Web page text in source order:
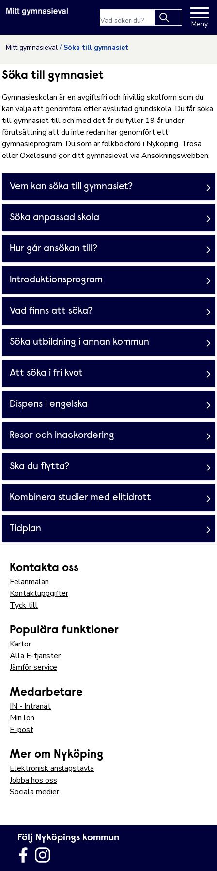
Hoppa till innehåll
Nyköpings kommuns
results.
Meny
Mitt gymnasieval Söka till gymnasiet
Söka till gymnasiet
Gymnasieskolan är en avgiftsfri och frivillig skolform som du
kan välja att genomföra efter avslutad grundskola. Du får söka
till gymnasiet till och med det år du fyller 19 år under
förutsättning att du inte redan har genomfört ett
gymnasieprogram. Du som är folkbokförd i Nyköping, Trosa
eller Oxelösund gör ditt gymnasieval via Ansökningswebben.
Vem kan söka till gymnasiet?
Söka anpassad skola
Hur går ansökan till?
Introduktionsprogram
Vad finns att söka?
Söka utbildning i annan kommun
Att söka i fri kvot
Dispens i engelska
Resor och inackordering
Ska du flytta?
Kombinera studier med elitidrott
Tidplan
Kontakta oss
Felanmälan
Kontaktuppgifter
Tyck till
Populära funktioner
Kartor
Alla E-tjänster
Jämför service
Medarbetare
IN - Intranät
Min lön
E-post
Mer om Nyköping
Elektronisk anslagstavla
Jobba hos oss
Sociala medier
Följ Nyköpings kommun